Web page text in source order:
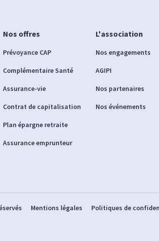
Nos offres
Prévoyance CAP
Complémentaire Santé
Assurance-vie
Contrat de capitalisation
Plan épargne retraite
Assurance emprunteur
L'association
Nos engagements
AGIPI
Nos partenaires
Nos événements
Mentions légales Politiques de